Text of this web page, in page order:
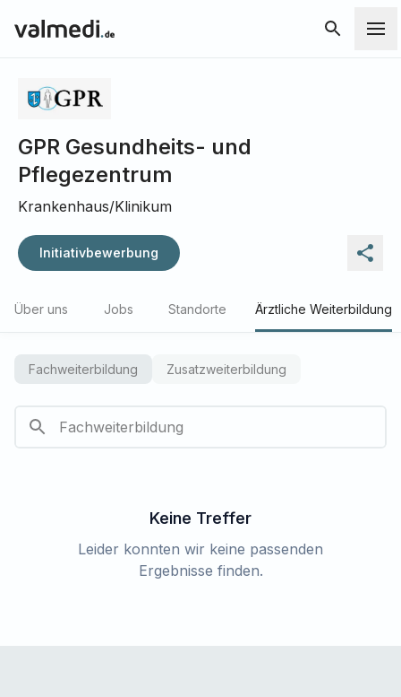
GPR Gesundheits- und
Pflegezentrum
Krankenhaus/Klinikum
Initiativbewerbung
Über uns Jobs Standorte Ärztliche Weiterbildung
Fachweiterbildung Zusatzweiterbildung
Keine Treffer
Leider konnten wir keine passenden
Ergebnisse finden.